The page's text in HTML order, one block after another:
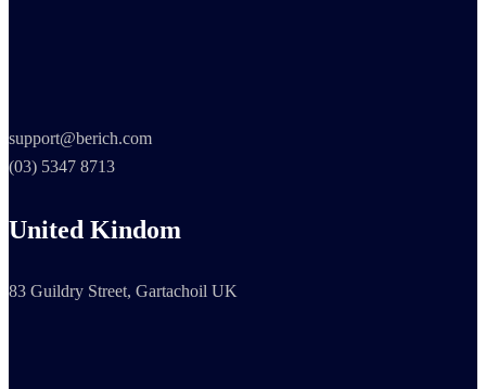
support@berich.com
(03) 5347 8713
United Kindom
83 Guildry Street, Gartachoil UK